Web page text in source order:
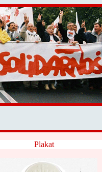
Plakat